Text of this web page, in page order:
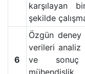
karşılayan
şekilde
6
Özgün
verileri analiz
ve sonuç
mühendislik